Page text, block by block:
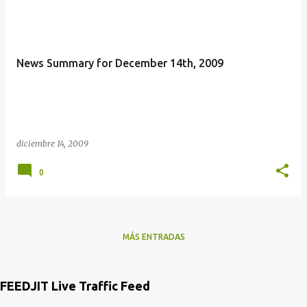
News Summary for December 14th, 2009
diciembre 14, 2009
0
MÁS ENTRADAS
FEEDJIT Live Traffic Feed